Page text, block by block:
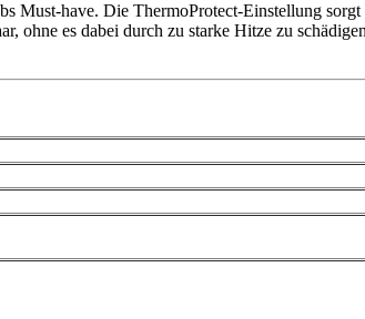
Must-have. Die ThermoProtect-Einstellung
ohne es dabei durch zu starke Hitze zu